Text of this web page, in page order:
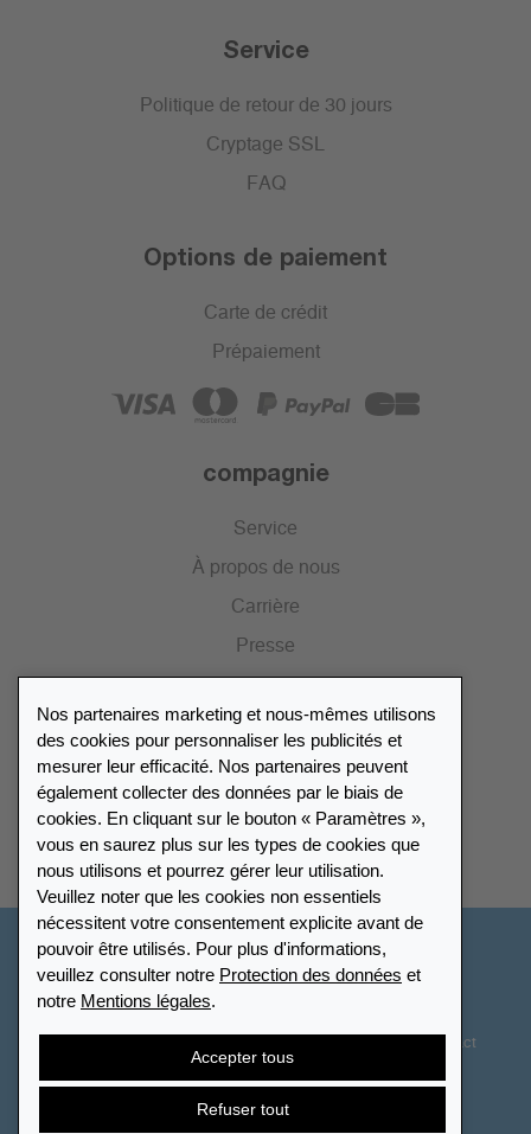
Service
Politique de retour de 30 jours
Cryptage SSL
FAQ
Options de paiement
Carte de crédit
Prépaiement
compagnie
Service
À propos de nous
Carrière
Presse
Portail des revendeurs
Répertoire des revendeurs
Trouver Leuchtturm
Nos partenaires marketing et nous-mêmes utilisons
des cookies pour personnaliser les publicités et
mesurer leur efficacité. Nos partenaires peuvent
également collecter des données par le biais de
cookies. En cliquant sur le bouton « Paramètres »,
vous en saurez plus sur les types de cookies que
nous utilisons et pourrez gérer leur utilisation.
Veuillez noter que les cookies non essentiels
nécessitent votre consentement explicite avant de
pouvoir être utilisés. Pour plus d'informations,
veuillez consulter notre Protection des données et
notre Mentions légales.
Accepter tous
Refuser tout
France
Paramètres des cookies
Contact
Droit de rétractation Résilier le contrat